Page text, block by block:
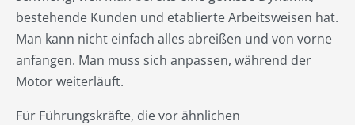
bestehende Kunden und etablierte Arbeitsweisen hat.
Man kann nicht einfach alles abreißen und von vorne
anfangen. Man muss sich anpassen, während der
Motor weiterläuft.
Für Führungskräfte, die vor ähnlichen